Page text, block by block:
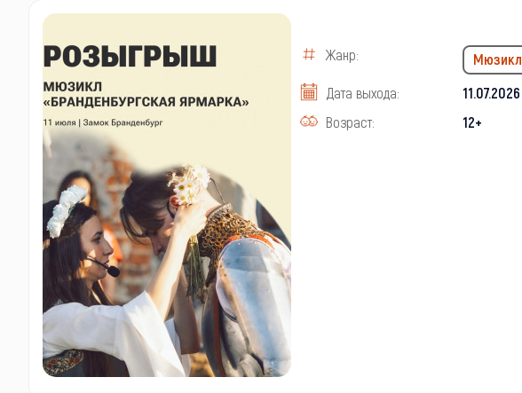
Жанр: Мюзикл
Дата выхода:
11.07.2026
Возраст:
12+